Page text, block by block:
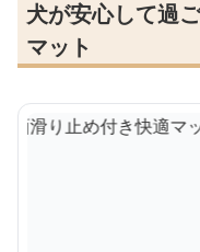
犬が安心して過
マット